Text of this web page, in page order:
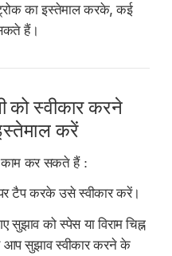
का इस्तेमाल करके, कई
हैं।
को स्वीकार करने
करें
काम कर सकते हैं :
टैप करके उसे स्वीकार करें।
सुझाव को स्पेस या विराम चिह्न
आप सुझाव स्वीकार करने के